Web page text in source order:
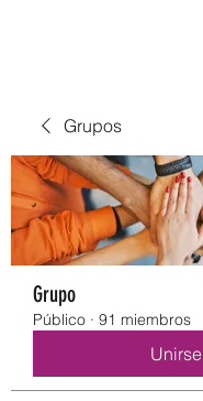
Grupos
Grupo
Público · 91 miembros
Unirse